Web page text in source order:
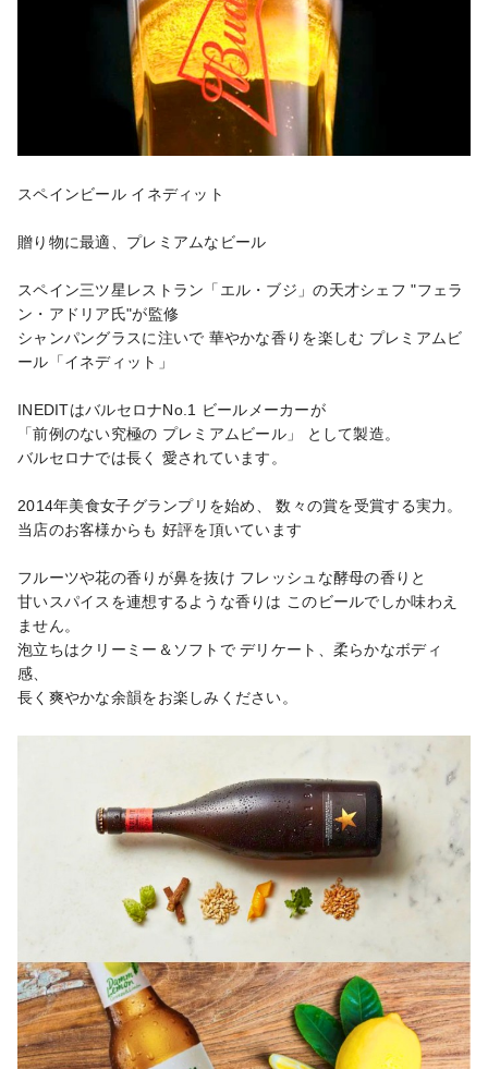
スペインビール イネディット
贈り物に最適、プレミアムなビール
スペイン三ツ星レストラン「エル・ブジ」の天才シェフ "フェラ
ン・アドリア氏"が監修
シャンパングラスに注いで 華やかな香りを楽しむ プレミアムビ
ール「イネディット」
INEDITはバルセロナNo.1 ビールメーカーが
「前例のない究極の プレミアムビール」 として製造。
バルセロナでは長く 愛されています。
2014年美食女子グランプリを始め、 数々の賞を受賞する実力。
当店のお客様からも 好評を頂いています
フルーツや花の香りが鼻を抜け フレッシュな酵母の香りと
甘いスパイスを連想するような香りは このビールでしか味わえ
ません。
泡立ちはクリーミー＆ソフトで デリケート、柔らかなボディ
感、
長く爽やかな余韻をお楽しみください。